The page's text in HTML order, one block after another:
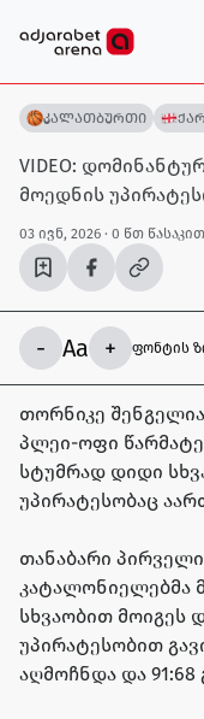
კალათბურთი
VIDEO:
მოედნის
03 ივნ, 2026 · 0 წთ
- Aa + ფონტის
თორნიკე
პლეი-ოფი
სტუმრად დიდი
უპირატესობაც
თანაბარი
კატალონიელებმა
სხვაობით მოიგეს
უპირატესობით
აღმოჩნდა და 91:68